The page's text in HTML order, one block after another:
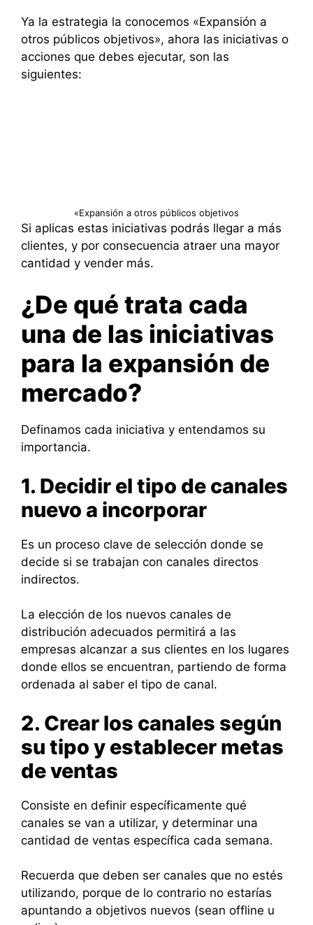
Ya la estrategia la conocemos «Expansión a
otros públicos objetivos», ahora las iniciativas o
acciones que debes ejecutar, son las
siguientes:
«Expansión a otros públicos objetivos
Si aplicas estas iniciativas podrás llegar a más
clientes, y por consecuencia atraer una mayor
cantidad y vender más.
¿De qué trata cada
una de las iniciativas
para la expansión de
mercado?
Definamos cada iniciativa y entendamos su
importancia.
1. Decidir el tipo de canales
nuevo a incorporar
Es un proceso clave de selección donde se
decide si se trabajan con canales directos
indirectos.
La elección de los nuevos canales de
distribución adecuados permitirá a las
empresas alcanzar a sus clientes en los lugares
donde ellos se encuentran, partiendo de forma
ordenada al saber el tipo de canal.
2. Crear los canales según
su tipo y establecer metas
de ventas
Consiste en definir específicamente qué
canales se van a utilizar, y determinar una
cantidad de ventas específica cada semana.
Recuerda que deben ser canales que no estés
utilizando, porque de lo contrario no estarías
apuntando a objetivos nuevos (sean offline u